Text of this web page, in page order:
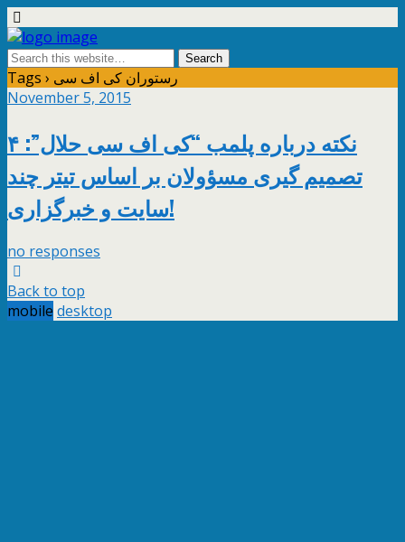
Tags › رستوران کی اف سی
November 5, 2015
۴ نکته درباره پلمب “کی اف سی حلال”:
تصمیم گیری مسؤولان بر اساس تیتر چند
سایت و خبرگزاری!
no responses
Back to top
mobile desktop